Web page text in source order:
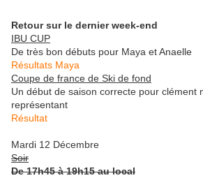
Retour sur le dernier week-end
IBU CUP
De très bon débuts pour Maya et Anaelle
Résultats Maya
Coupe de france de Ski de fond
Un début de saison correcte pour clément
représentant
Résultat
Mardi 12 Décembre
Soir
De 17h45 à 19h15 au local